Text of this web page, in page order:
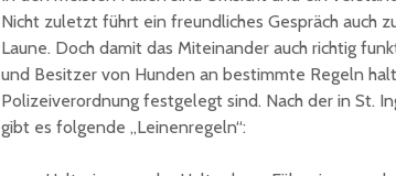
Nicht zuletzt führt ein freundliches Gespräch auch
Laune. Doch damit das Miteinander auch richtig
und Besitzer von Hunden an bestimmte Regeln
Polizeiverordnung festgelegt sind. Nach der in St.
gibt es folgende „Leinenregeln“: